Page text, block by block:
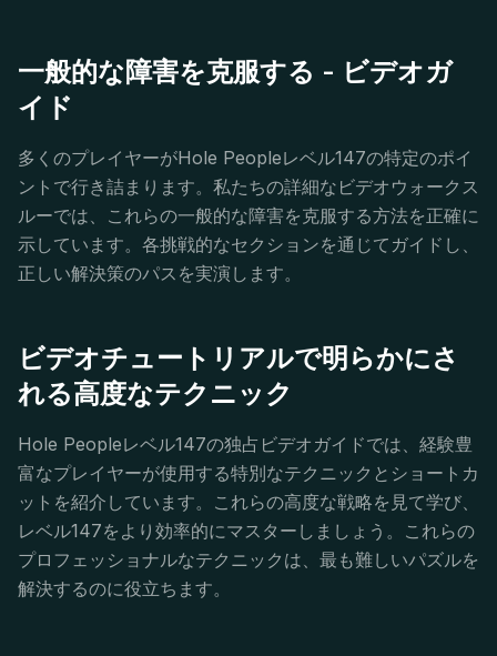
一般的な障害を克服する - ビデオガ
イド
多くのプレイヤーがHole Peopleレベル147の特定のポイ
ントで行き詰まります。私たちの詳細なビデオウォークス
ルーでは、これらの一般的な障害を克服する方法を正確に
示しています。各挑戦的なセクションを通じてガイドし、
正しい解決策のパスを実演します。
ビデオチュートリアルで明らかにさ
れる高度なテクニック
Hole Peopleレベル147の独占ビデオガイドでは、経験豊
富なプレイヤーが使用する特別なテクニックとショートカ
ットを紹介しています。これらの高度な戦略を見て学び、
レベル147をより効率的にマスターしましょう。これらの
プロフェッショナルなテクニックは、最も難しいパズルを
解決するのに役立ちます。